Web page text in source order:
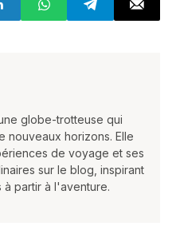
globe-trotteuse qui
nouveaux horizons. Elle
de voyage et ses
sur le blog, inspirant
à partir à l'aventure.